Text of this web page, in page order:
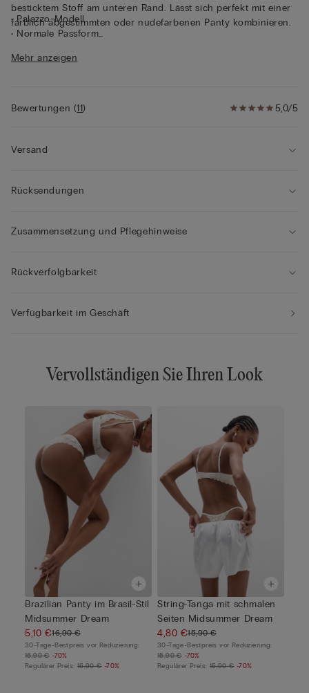
besticktem Stoff am unteren Rand. Lässt sich perfekt mit einer
farblich abgestimmten oder nudefarbenen Panty kombinieren.
• Palazzo-Modell
• Normale Passform
Mehr anzeigen
5,0/5
Bewertungen (11)
Versand
Rücksendungen
Zusammensetzung und Pflegehinweise
Rückverfolgbarkeit
Verfügbarkeit im Geschäft
Vervollständigen Sie Ihren Look
Brazilian Panty im Brasil-Stil
Midsummer Dream
5,10 €16,90 €
30-Tage-Bestpreis vor Reduzierung:
16,90 € -70%
Regulärer Preis: 16,90 € -70%
String-Tanga mit schmalen
Seiten Midsummer Dream
4,80 €15,90 €
30-Tage-Bestpreis vor Reduzierung:
15,90 € -70%
Regulärer Preis: 15,90 € -70%